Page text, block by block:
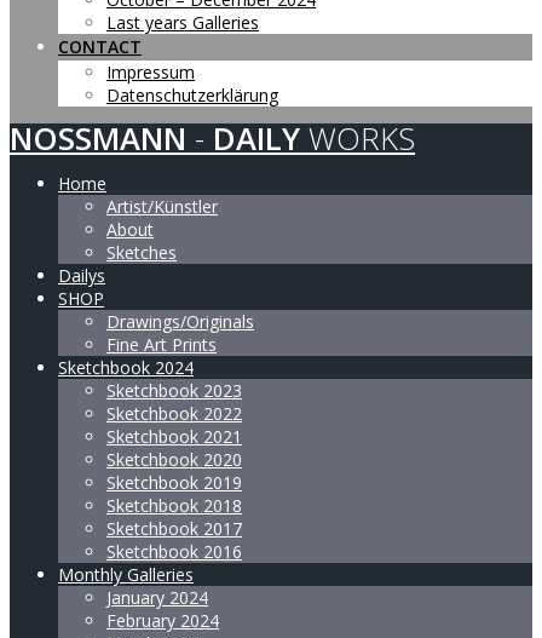
Last years Galleries
CONTACT
Impressum
Datenschutzerklärung
NOSSMANN - DAILY WORKS
Home
Artist/Künstler
About
Sketches
Dailys
SHOP
Drawings/Originals
Fine Art Prints
Sketchbook 2024
Sketchbook 2023
Sketchbook 2022
Sketchbook 2021
Sketchbook 2020
Sketchbook 2019
Sketchbook 2018
Sketchbook 2017
Sketchbook 2016
Monthly Galleries
January 2024
February 2024